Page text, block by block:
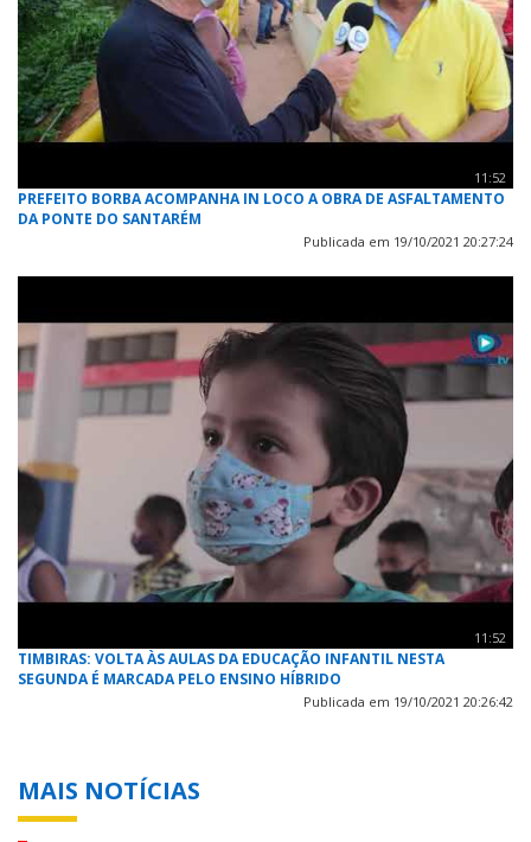
11:52
PREFEITO BORBA ACOMPANHA IN LOCO A OBRA DE ASFALTAMENTO
DA PONTE DO SANTARÉM
Publicada em 19/10/2021 20:27:24
11:52
TIMBIRAS: VOLTA ÀS AULAS DA EDUCAÇÃO INFANTIL NESTA
SEGUNDA É MARCADA PELO ENSINO HÍBRIDO
Publicada em 19/10/2021 20:26:42
MAIS NOTÍCIAS